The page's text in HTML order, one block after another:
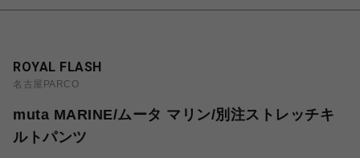
ROYAL FLASH
名古屋PARCO
muta MARINE/ムータ マリン/別注ストレッチキ
ルトパンツ